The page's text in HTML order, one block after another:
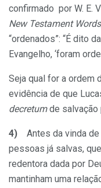
confirmado por W. E.
New Testament Words
“ordenados”: “É dito
Evangelho, ‘foram
Seja qual for a ordem
evidência de que
decretumde salvação
4) Antes da vinda
pessoas já salvas,
redentora dada por
mantinham uma